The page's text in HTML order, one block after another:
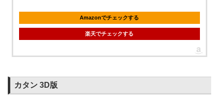
Amazonでチェックする
楽天でチェックする
カタン 3D版